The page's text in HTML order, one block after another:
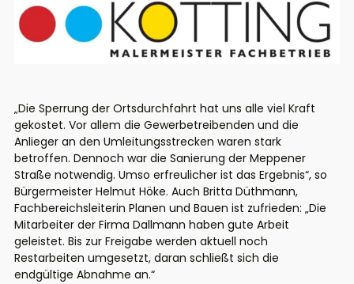
„Die Sperrung der Ortsdurchfahrt hat uns alle viel Kraft
gekostet. Vor allem die Gewerbetreibenden und die
Anlieger an den Umleitungsstrecken waren stark
betroffen. Dennoch war die Sanierung der Meppener
Straße notwendig. Umso erfreulicher ist das Ergebnis“, so
Bürgermeister Helmut Höke. Auch Britta Düthmann,
Fachbereichsleiterin Planen und Bauen ist zufrieden: „Die
Mitarbeiter der Firma Dallmann haben gute Arbeit
geleistet. Bis zur Freigabe werden aktuell noch
Restarbeiten umgesetzt, daran schließt sich die
endgültige Abnahme an.“